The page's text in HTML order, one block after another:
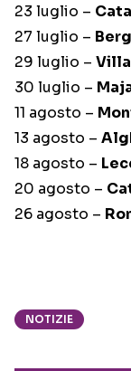
23 luglio –
27 luglio –
29 luglio –
30 luglio –
11 agosto –
13 agosto –
18 agosto –
20 agosto –
26 agosto –
NOTIZIE